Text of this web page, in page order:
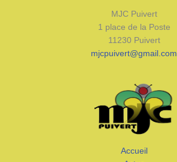
MJC Puivert
1 place de la Poste
11230 Puivert
mjcpuivert@gmail.com
Accueil